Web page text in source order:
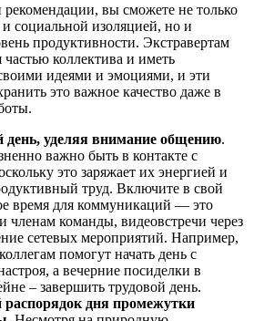
рекомендации, вы сможете не только
и социальной изоляцией, но и
продуктивности. Экстравертам
частью коллектива и иметь
идеями и эмоциями, и эти
это важное качество даже в
день, уделяя внимание общению.
важно быть в контакте с
это заряжает их энергией и
труд. Включите в свой
время для коммуникаций — это
членам команды, видеовстречи через
сетевых мероприятий. Например,
помогут начать день с
а вечерние посиделки в
– завершить трудовой день.
дня промежутки